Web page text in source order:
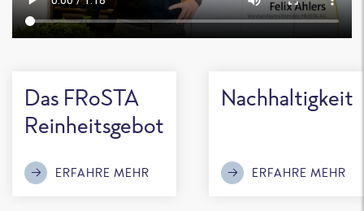
Das FRoSTA
Reinheitsgebot
ERFAHRE MEHR
Nachhaltigkeit
ERFAHRE MEHR